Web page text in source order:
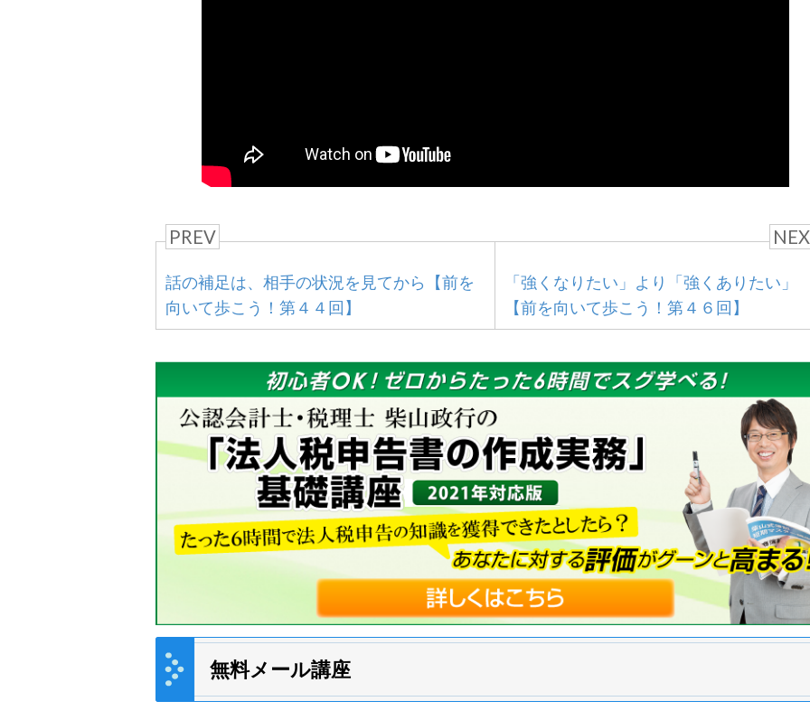
PREV
話の補足は、相手の状況を見てから【前を
向いて歩こう！第４４回】
「強くなりたい」より「強くありたい」
【前を向いて歩こう！第４６回】
無料メール講座